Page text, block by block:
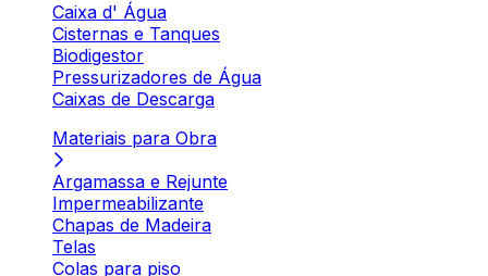
Caixa d' Água
Cisternas e Tanques
Biodigestor
Pressurizadores de Água
Caixas de Descarga
Materiais para Obra
Argamassa e Rejunte
Impermeabilizante
Chapas de Madeira
Telas
Colas para piso